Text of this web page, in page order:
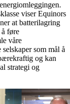
viser Equinors
at batterilagring
føre
våre
som mål å
og kan
strategi og